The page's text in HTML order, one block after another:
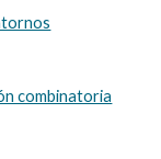
combinatoria